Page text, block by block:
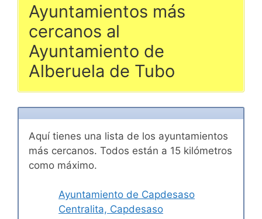
Ayuntamientos más
cercanos al
Ayuntamiento de
Alberuela de Tubo
Aquí tienes una lista de los ayuntamientos
más cercanos. Todos están a 15 kilómetros
como máximo.
Ayuntamiento de Capdesaso
Centralita, Capdesaso